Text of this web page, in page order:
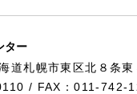
ター
札幌市東区北８条
/ FAX：011-742-